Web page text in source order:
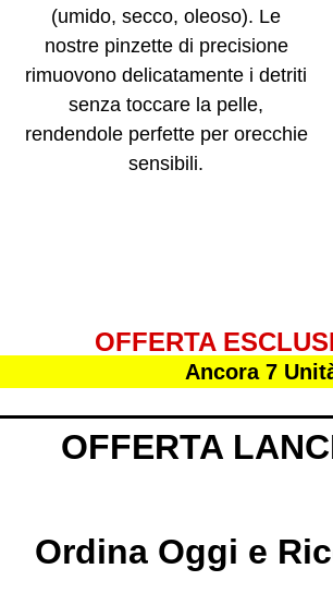
(umido, secco, oleoso). Le
nostre pinzette di precisione
rimuovono delicatamente i detriti
senza toccare la pelle,
rendendole perfette per orecchie
sensibili.
OFFERTA
Ancora 7
OFFERTA
Ordina Oggi e